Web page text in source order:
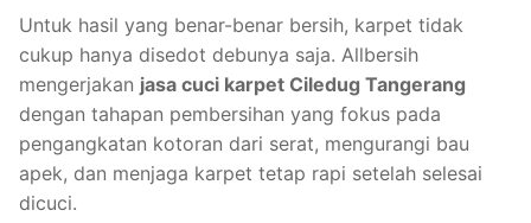
Untuk hasil yang benar-benar bersih, karpet tidak
cukup hanya disedot debunya saja. Allbersih
mengerjakan jasa cuci karpet Ciledug Tangerang
dengan tahapan pembersihan yang fokus pada
pengangkatan kotoran dari serat, mengurangi bau
apek, dan menjaga karpet tetap rapi setelah selesai
dicuci.